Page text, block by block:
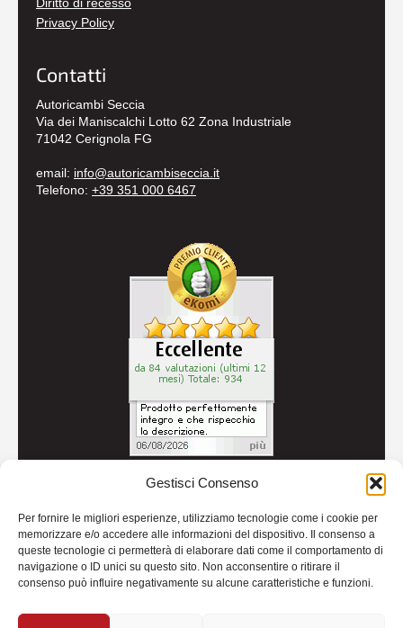
Gestisci Consenso
Per fornire le migliori esperienze, utilizziamo tecnologie come i cookie per
memorizzare e/o accedere alle informazioni del dispositivo. Il consenso a
queste tecnologie ci permetterà di elaborare dati come il comportamento di
navigazione o ID unici su questo sito. Non acconsentire o ritirare il
consenso può influire negativamente su alcune caratteristiche e funzioni.
Diritto di recesso
Privacy Policy
Contatti
Autoricambi Seccia
Via dei Maniscalchi Lotto 62 Zona Industriale
71042 Cerignola FG
email: info@autoricambiseccia.it
Telefono: +39 351 000 6467
Credits